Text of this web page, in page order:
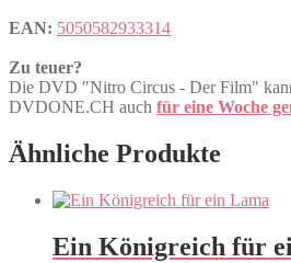
EAN: 5050582933314
Zu teuer?
Die DVD "Nitro Circus - Der Film"
DVDONE.CH auch für eine Woche
Ähnliche Produkte
Ein Königreich für